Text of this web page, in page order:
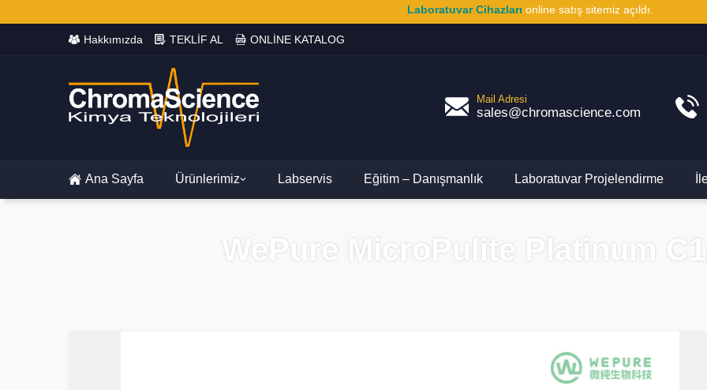
Laboratuvar Cihazları online satış sitemiz açıldı.
Hakkımızda TEKLİF AL ONLİNE KATALOG
Mail Adresi
sales@chromascience.com
Ana Sayfa Ürünlerimiz Labservis Eğitim – Danışmanlık Laboratuvar Projelendirme
WePure MicroPulite Platinum